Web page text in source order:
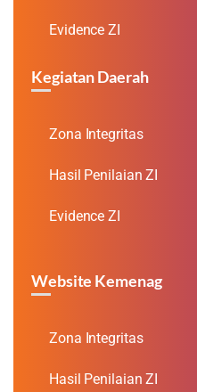
Evidence ZI
Kegiatan Daerah
Zona Integritas
Hasil Penilaian ZI
Evidence ZI
Website Kemenag
Zona Integritas
Hasil Penilaian ZI